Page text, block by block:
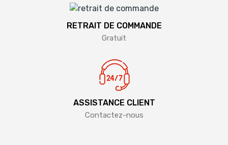
RETRAIT DE COMMANDE
Gratuit
ASSISTANCE CLIENT
Contactez-nous